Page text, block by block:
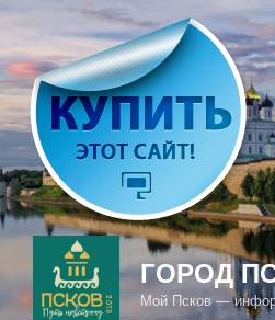
Перейти
содержимому
ГОРОД
Мой Псков —